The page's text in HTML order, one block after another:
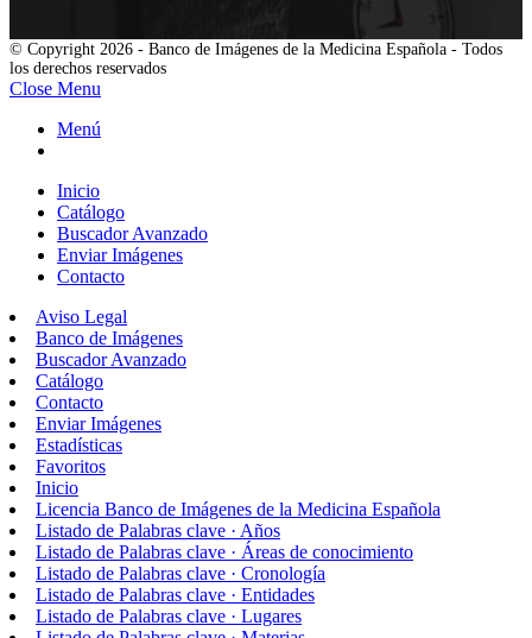
© Copyright 2026 - Banco de Imágenes de la Medicina Española - Todos
los derechos reservados
Close Menu
Menú
Inicio
Catálogo
Buscador Avanzado
Enviar Imágenes
Contacto
Aviso Legal
Banco de Imágenes
Buscador Avanzado
Catálogo
Contacto
Enviar Imágenes
Estadísticas
Favoritos
Inicio
Licencia Banco de Imágenes de la Medicina Española
Listado de Palabras clave · Años
Listado de Palabras clave · Áreas de conocimiento
Listado de Palabras clave · Cronología
Listado de Palabras clave · Entidades
Listado de Palabras clave · Lugares